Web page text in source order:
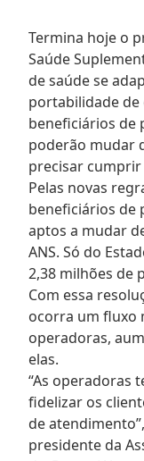
Termina hoje o
Saúde
de saúde se
portabilidade de
beneficiários de
poderão mudar
precisar cumprir
Pelas novas
beneficiários de
aptos a mudar
ANS. Só do
2,38 milhões de
Com essa
ocorra um fluxo
operadoras,
elas.
“As operadoras
fidelizar os
de
presidente da